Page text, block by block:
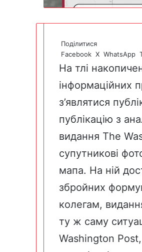
Поділитися
Facebook X WhatsApp
На тлі
інформаційних
з’являтися
публікацію з
видання The
супутникові
мапа. На ній
збройних
колегам,
ту ж саму
Washington